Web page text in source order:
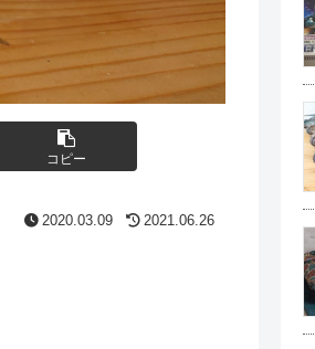
コピー
2020.03.09 2021.06.26